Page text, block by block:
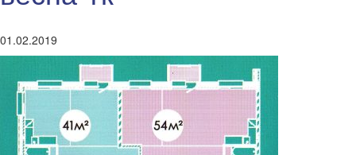
01.02.2019